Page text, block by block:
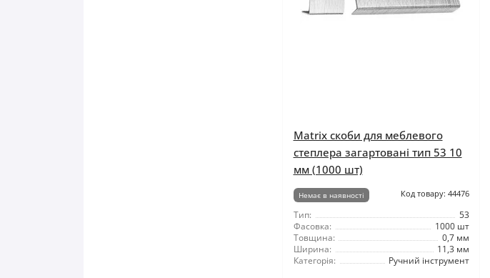
Matrix скоби для меблевого
степлера загартовані тип 53 10
мм (1000 шт)
Немає в наявності Код товару: 44476
Тип:
53
Фасовка:
1000 шт
Товщина:
0,7 мм
Ширина:
11,3 мм
Категорія:
Ручний інструмент